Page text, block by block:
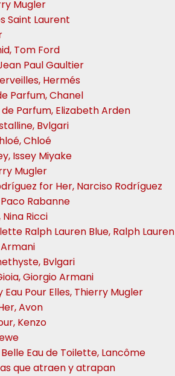
Mugler
Saint Laurent
Tom Ford
Paul Gaultier
Hermés
Parfum, Chanel
Parfum, Elizabeth Arden
Bvlgari
Chloé
Issey Miyake
Mugler
for Her, Narciso Rodríguez
Rabanne
Nina Ricci
Ralph Lauren Blue, Ralph Lauren
Bvlgari
Giorgio Armani
Pour Elles, Thierry Mugler
Avon
Kenzo
Eau de Toilette, Lancôme
que atraen y atrapan